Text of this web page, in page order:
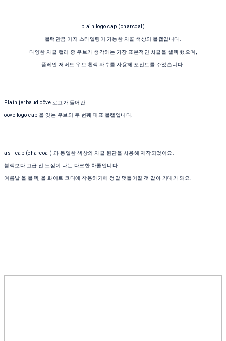
plain logo cap (charcoal)
블랙만큼 이지 스타일링이 가능한 차콜 색상의 볼캡입니다.
다양한 차콜 컬러 중 우브가 생각하는 가장 표본적인 차콜을 셀렉 했으며,
플레인 저버드 우브 흰색 자수를 사용해 포인트를 주었습니다.
Plain jerbaud oöve 로고가 들어간
oove logo cap 을 잇는 우브의 두 번째 대표 볼캡입니다.
as i cap (charcoal) 과 동일한 색상의 차콜 원단을 사용해 제작되었어요.
블랙보다 고급 진 느낌이 나는 다크한 차콜입니다.
여름날 올 블랙, 올 화이트 코디에 착용하기에 정말 멋들어질 것 같아 기대가 돼요.